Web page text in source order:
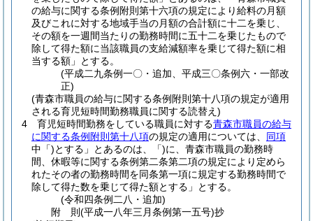
の給与に関する条例附則第十六項の規定により給料の月額
及びこれに対する地域手当の月額の合計額に十二を乗じ、
その額を一週間当たりの勤務時間に五十二を乗じたもので
除して得た額に当該職員の支給減額率を乗じて得た額に相
当する額」とする。
(平成二九条例一〇・追加、平成三〇条例六・一部改
正)
(青森市職員の給与に関する条例附則第十八項の規定が適用
される育児短時間勤務職員に関する読替え)
4
育児短時間勤務をしている職員に対する青森市職員の給与
に関する条例附則第十八項の規定の適用については、 同項
中「)とする」とあるのは、「)に、青森市職員の勤務時
間、休暇等に関する条例第二条第二項の規定により定めら
れたその者の勤務時間を同条第一項に規定する勤務時間で
除して得た数を乗じて得た額とする」とする。
(令和四条例二八・追加)
附 則(平成一八年三月条例第一五号)抄